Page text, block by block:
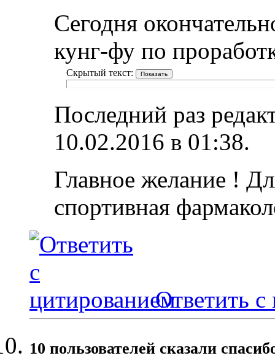
Сегодня
кунг-фу по
Скрытый текст:
Последний раз
10.02.2016 в 01:38.
Главное желание !
спортивная
Ответить с
10 пользователей сказали